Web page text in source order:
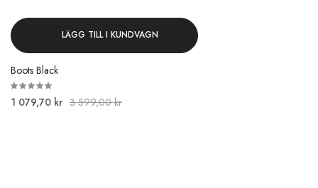
LÄGG TILL I KUNDVAGN
Boots Black
1 079,70 kr 3 599,00 kr